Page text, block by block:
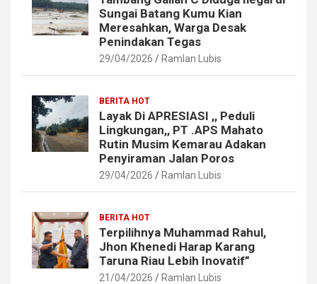
Sungai Batang Kumu Kian
Meresahkan, Warga Desak
Penindakan Tegas
29/04/2026 Ramlan Lubis
BERITA HOT
Layak Di APRESIASI ,, Peduli
Lingkungan,, PT .APS Mahato
Rutin Musim Kemarau Adakan
Penyiraman Jalan Poros
29/04/2026 Ramlan Lubis
BERITA HOT
Terpilihnya Muhammad Rahul,
Jhon Khenedi Harap Karang
Taruna Riau Lebih Inovatif”
21/04/2026 Ramlan Lubis